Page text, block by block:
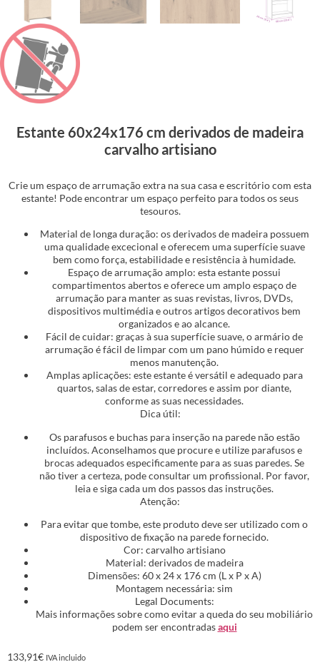
Estante 60x24x176 cm derivados de madeira
carvalho artisiano
Crie um espaço de arrumação extra na sua casa e escritório com esta
estante! Pode encontrar um espaço perfeito para todos os seus
tesouros.
Material de longa duração: os derivados de madeira possuem
uma qualidade excecional e oferecem uma superfície suave
bem como força, estabilidade e resistência à humidade.
Espaço de arrumação amplo: esta estante possui
compartimentos abertos e oferece um amplo espaço de
arrumação para manter as suas revistas, livros, DVDs,
dispositivos multimédia e outros artigos decorativos bem
organizados e ao alcance.
Fácil de cuidar: graças à sua superfície suave, o armário de
arrumação é fácil de limpar com um pano húmido e requer
menos manutenção.
Amplas aplicações: este estante é versátil e adequado para
quartos, salas de estar, corredores e assim por diante,
conforme as suas necessidades.
Dica útil:
Os parafusos e buchas para inserção na parede não estão
incluídos. Aconselhamos que procure e utilize parafusos e
brocas adequados especificamente para as suas paredes. Se
não tiver a certeza, pode consultar um profissional. Por favor,
leia e siga cada um dos passos das instruções.
Atenção:
Para evitar que tombe, este produto deve ser utilizado com o
dispositivo de fixação na parede fornecido.
Cor: carvalho artisiano
Material: derivados de madeira
Dimensões: 60 x 24 x 176 cm (L x P x A)
Montagem necessária: sim
Legal Documents:
Mais informações sobre como evitar a queda do seu mobiliário
podem ser encontradasaqui
133,91€ IVA incluido